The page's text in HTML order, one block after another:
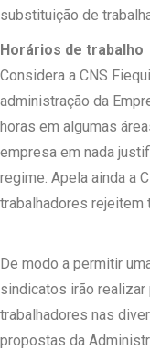
substituição de
Horários de trabalho
Considera a CNS
administração da
horas em algumas
empresa em nada
regime. Apela ainda a
trabalhadores rejeitem
De modo a permitir
sindicatos irão
trabalhadores nas
propostas da